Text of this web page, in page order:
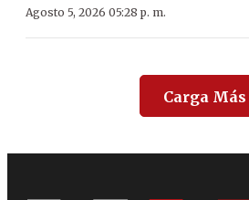
Agosto 5, 2026 05:28 p. m.
Carga Más